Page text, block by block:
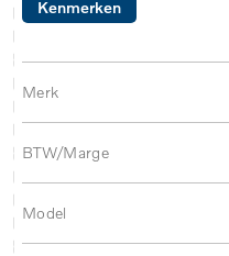
Kenmerken
Merk
BTW/Marge
Model